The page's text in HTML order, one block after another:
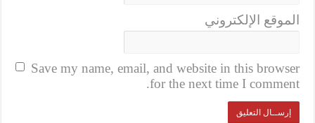
الموقع الإلكتروني
Save my name, email, and website in this browser
for the next time I comment.